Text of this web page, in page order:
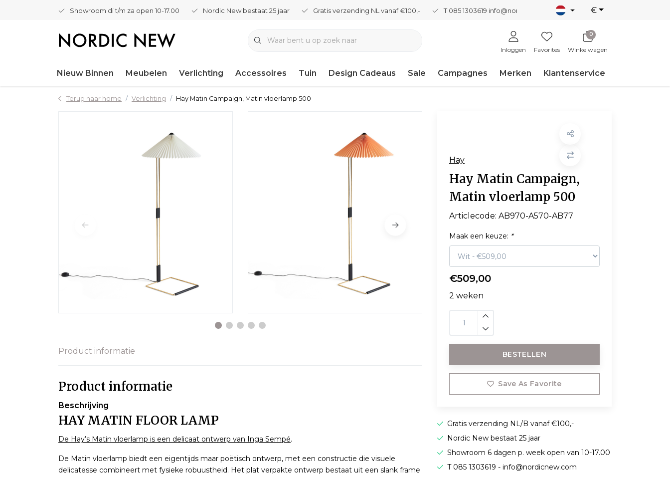
Showroom di t/m za open 10-17.00 Nordic New bestaat 25 jaar Gratis verzending NL vanaf €100,- T 085 1303619 info@nordicnew.nl €
Inloggen Favorites
0
Winkelwagen
Nieuw Binnen Meubelen Verlichting Accessoires Tuin Design Cadeaus Sale Campagnes Merken Klantenservice
Terug naar home Verlichting Hay Matin Campaign, Matin vloerlamp 500
Hay
Hay Matin Campaign,
Matin vloerlamp 500
Articlecode: AB970-A570-AB77
Maak een keuze: *
€509,00
2 weken
BESTELLEN
Save As Favorite
Gratis verzending NL/B vanaf €100,-
Nordic New bestaat 25 jaar
Showroom 6 dagen p. week open van 10-17.00
T 085 1303619 -info@nordicnew.com
Product informatie
Product informatie
Beschrijving
HAY MATIN FLOOR LAMP
De Hay’s Matin vloerlamp is een delicaat ontwerp van Inga Sempé.
De Matin vloerlamp biedt een eigentijds maar poëtisch ontwerp, met een constructie die visuele
delicatesse combineert met fysieke robuustheid. Het plat verpakte ontwerp bestaat uit een slank frame